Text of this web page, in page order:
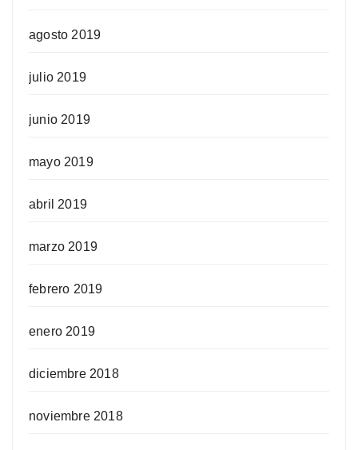
agosto 2019
julio 2019
junio 2019
mayo 2019
abril 2019
marzo 2019
febrero 2019
enero 2019
diciembre 2018
noviembre 2018